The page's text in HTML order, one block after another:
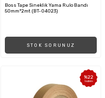
Boss Tape Sineklik Yama Rulo Bandı
50mm*2mt (BT-04023)
STOK SORUNUZ
%22
İndirim